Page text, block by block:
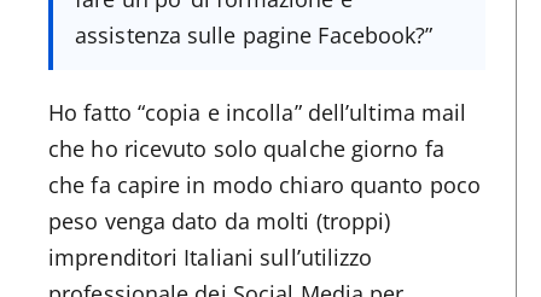
assistenza sulle pagine Facebook?”
Ho fatto “copia e incolla” dell’ultima mail
che ho ricevuto solo qualche giorno fa
che fa capire in modo chiaro quanto poco
peso venga dato da molti (troppi)
imprenditori Italiani sull’utilizzo